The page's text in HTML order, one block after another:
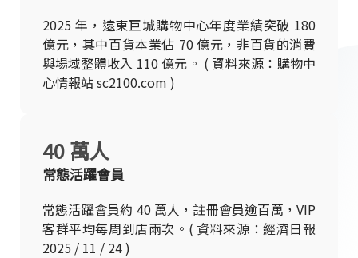
2025 年，遠東巨城購物中心年度業績突破 180
億元，其中百貨本業佔 70 億元，非百貨的消費
與場域整體收入 110 億元。 ( 資料來源：購物中
心情報站 sc2100.com )
常態活躍會員
常態活躍會員約 40 萬人，註冊會員逾百萬，VIP
客群平均每周到店兩次。( 資料來源：經濟日報
2025 / 11 / 24 )
40 萬人